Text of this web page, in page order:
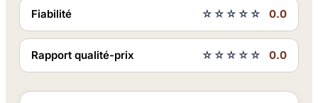
Fiabilité ☆☆☆☆☆ 0.0
Rapport qualité-prix ☆☆☆☆☆ 0.0